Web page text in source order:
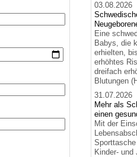
03.08.2026
Eine
Babys, die
erhielten,
erhöhtes
dreifach
Blutungen
31.07.2026
Mehr als
einen
Mit der
Kinder-